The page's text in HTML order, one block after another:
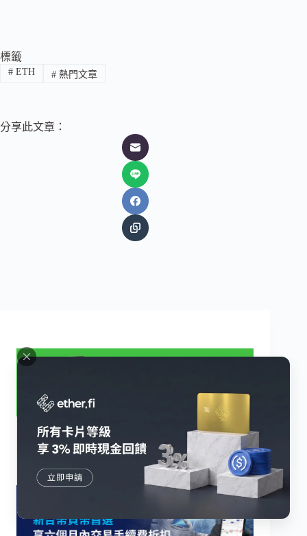
標籤
#ETH #熱門文章
分享此文章：